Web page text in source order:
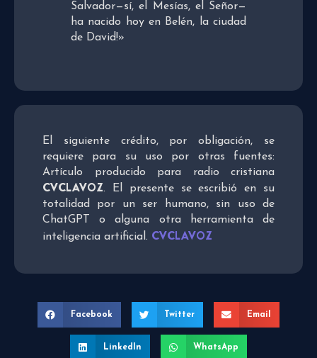
Salvador—sí, el Mesías, el Señor—
ha nacido hoy en Belén, la ciudad
de David!»
El siguiente crédito, por obligación, se
requiere para su uso por otras fuentes:
Artículo producido para radio cristiana
CVCLAVOZ. El presente se escribió en su
totalidad por un ser humano, sin uso de
ChatGPT o alguna otra herramienta de
inteligencia artificial. CVCLAVOZ
Facebook Twitter Email
LinkedIn WhatsApp